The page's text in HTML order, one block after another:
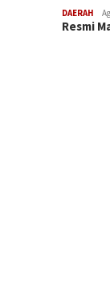
DAERAH
Resmi